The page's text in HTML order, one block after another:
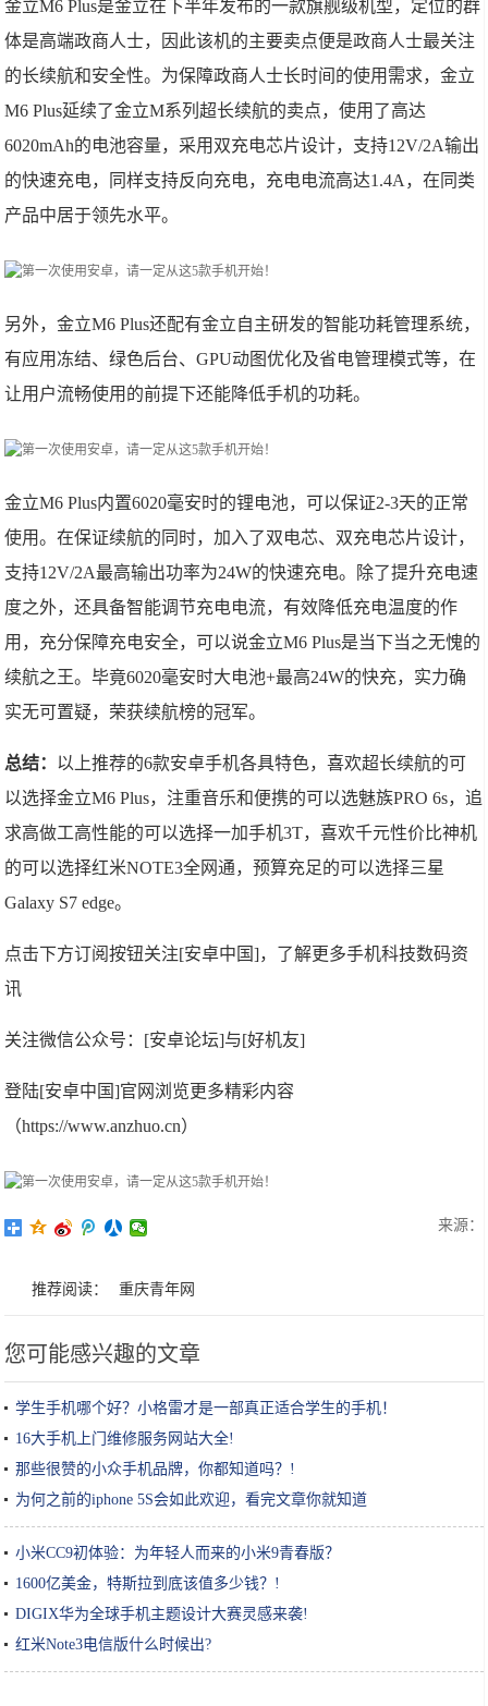
金立M6 Plus是金立在下半年发布的一款旗舰级机型，定位的群
体是高端政商人士，因此该机的主要卖点便是政商人士最关注
的长续航和安全性。为保障政商人士长时间的使用需求，金立
M6 Plus延续了金立M系列超长续航的卖点，使用了高达
6020mAh的电池容量，采用双充电芯片设计，支持12V/2A输出
的快速充电，同样支持反向充电，充电电流高达1.4A，在同类
产品中居于领先水平。
另外，金立M6 Plus还配有金立自主研发的智能功耗管理系统，
有应用冻结、绿色后台、GPU动图优化及省电管理模式等，在
让用户流畅使用的前提下还能降低手机的功耗。
金立M6 Plus内置6020毫安时的锂电池，可以保证2-3天的正常
使用。在保证续航的同时，加入了双电芯、双充电芯片设计，
支持12V/2A最高输出功率为24W的快速充电。除了提升充电速
度之外，还具备智能调节充电电流，有效降低充电温度的作
用，充分保障充电安全，可以说金立M6 Plus是当下当之无愧的
续航之王。毕竟6020毫安时大电池+最高24W的快充，实力确
实无可置疑，荣获续航榜的冠军。
总结： 以上推荐的6款安卓手机各具特色，喜欢超长续航的可
以选择金立M6 Plus，注重音乐和便携的可以选魅族PRO 6s，追
求高做工高性能的可以选择一加手机3T，喜欢千元性价比神机
的可以选择红米NOTE3全网通，预算充足的可以选择三星
Galaxy S7 edge。
点击下方订阅按钮关注[安卓中国]，了解更多手机科技数码资
讯
关注微信公众号：[安卓论坛]与[好机友]
登陆[安卓中国]官网浏览更多精彩内容
（https://www.anzhuo.cn）
来源：
推荐阅读： 重庆青年网
您可能感兴趣的文章
学生手机哪个好？小格雷才是一部真正适合学生的手机！
16大手机上门维修服务网站大全!
那些很赞的小众手机品牌，你都知道吗？!
为何之前的iphone 5S会如此欢迎，看完文章你就知道
小米CC9初体验：为年轻人而来的小米9青春版？
1600亿美金，特斯拉到底该值多少钱？!
DIGIX华为全球手机主题设计大赛灵感来袭!
红米Note3电信版什么时候出?